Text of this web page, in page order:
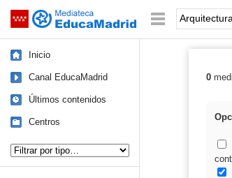
Saltar navegación Palabra o
Inicio
Canal EducaMadrid
Últimos contenidos
Centros
0